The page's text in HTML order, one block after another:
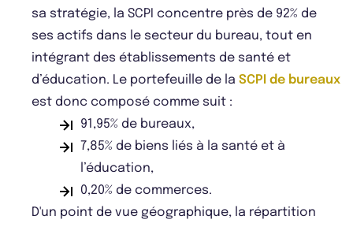
sa stratégie, la SCPI concentre près de 92% de
ses actifs dans le secteur du bureau, tout en
intégrant des établissements de santé et
d’éducation. Le portefeuille de la SCPI de bureaux
est donc composé comme suit :
91,95% de bureaux,
7,85% de biens liés à la santé et à
l’éducation,
0,20% de commerces.
D'un point de vue géographique, la répartition